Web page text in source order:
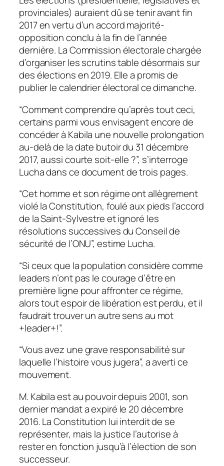
provinciales) auraient dû se tenir avant fin
2017 en vertu d’un accord majorité-
opposition conclu à la fin de l’année
dernière. La Commission électorale chargée
d’organiser les scrutins table désormais sur
des élections en 2019. Elle a promis de
publier le calendrier électoral ce dimanche.
“Comment comprendre qu’après tout ceci,
certains parmi vous envisagent encore de
concéder à Kabila une nouvelle prolongation
au-delà de la date butoir du 31 décembre
2017, aussi courte soit-elle ?”, s’interroge
Lucha dans ce document de trois pages.
“Cet homme et son régime ont allègrement
violé la Constitution, foulé aux pieds l’accord
de la Saint-Sylvestre et ignoré les
résolutions successives du Conseil de
sécurité de l’ONU”, estime Lucha.
“Si ceux que la population considère comme
leaders n’ont pas le courage d’être en
première ligne pour affronter ce régime,
alors tout espoir de libération est perdu, et il
faudrait trouver un autre sens au mot
+leader+!”.
“Vous avez une grave responsabilité sur
laquelle l’histoire vous jugera”, a averti ce
mouvement.
M. Kabila est au pouvoir depuis 2001, son
dernier mandat a expiré le 20 décembre
2016. La Constitution lui interdit de se
représenter, mais la justice l’autorise à
rester en fonction jusqu’à l’élection de son
successeur.